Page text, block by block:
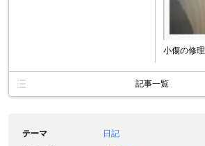
小傷の修理
記事一覧
テーマ
日記